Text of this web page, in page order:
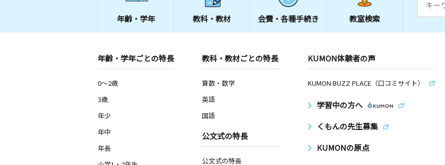
年齢・学年 教科・教材 会費・ 各種手続き 教室検索
年齢・学年ごとの特長
0～2歳
3歳
年少
年中
年長
教科・教材ごとの特長
算数・数学
英語
国語
公文式の特長
公文式の特長
KUMON体験者の声
KUMON BUZZ PLACE（口コミサイト）
学習中の方へ
くもんの先生募集
KUMONの原点